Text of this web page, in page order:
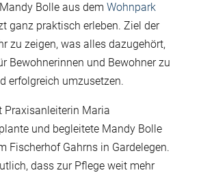
Bolle aus dem Wohnpark
ganz praktisch erleben. Ziel der
zu zeigen, was alles dazugehört,
Bewohnerinnen und Bewohner zu
erfolgreich umzusetzen.
Praxisanleiterin Maria
und begleitete Mandy Bolle
Fischerhof Gahrns in Gardelegen.
dass zur Pflege weit mehr